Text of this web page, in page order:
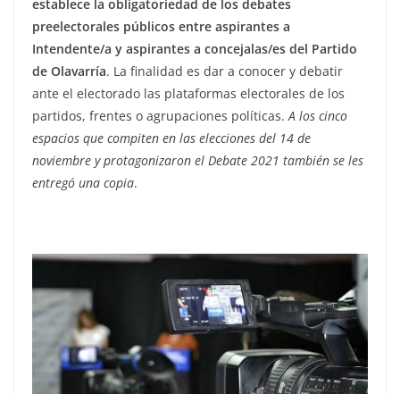
establece la obligatoriedad de los debates
preelectorales públicos entre aspirantes a
Intendente/a y aspirantes a concejalas/es del Partido
de Olavarría. La finalidad es dar a conocer y debatir
ante el electorado las plataformas electorales de los
partidos, frentes o agrupaciones políticas. A los cinco
espacios que compiten en las elecciones del 14 de
noviembre y protagonizaron el Debate 2021 también se les
entregó una copia.